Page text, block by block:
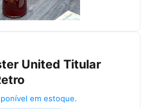
United Titular
em estoque.